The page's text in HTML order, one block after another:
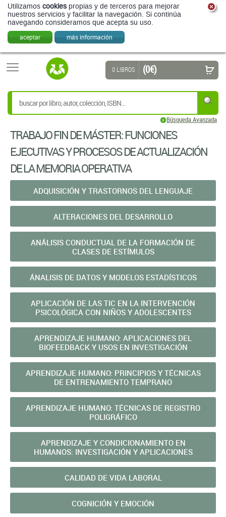
Utilizamos cookies propias y de terceros para mejorar
nuestros servicios y facilitar la navegación. Si continúa
navegando consideramos que acepta su uso.
aceptar más información
Búsqueda Avanzada
0 LIBROS (0 €)
TRABAJO FIN DE MÁSTER: FUNCIONES
EJECUTIVAS Y PROCESOS DE ACTUALIZACIÓN
DE LA MEMORIA OPERATIVA
ADQUISICIÓN Y TRASTORNOS DEL LENGUAJE
ALTERACIONES DEL DESARROLLO
ANÁLISIS CONDUCTUAL DE LA FORMACIÓN DE
CLASES DE ESTÍMULOS
ÁNALISIS DE DATOS Y MODELOS ESTADÍSTICOS
APLICACIÓN DE LAS TIC EN LA INTERVENCIÓN
PSICOLÓGICA CON NIÑOS Y ADOLESCENTES
APRENDIZAJE HUMANO: APLICACIONES DEL
BIOFEEDBACK Y USOS EN INVESTIGACIÓN
APRENDIZAJE HUMANO: PRINCIPIOS Y TÉCNICAS
DE ENTRENAMIENTO TEMPRANO
APRENDIZAJE HUMANO: TÉCNICAS DE REGISTRO
POLIGRÁFICO
APRENDIZAJE Y CONDICIONAMIENTO EN
HUMANOS: INVESTIGACIÓN Y APLICACIONES
CALIDAD DE VIDA LABORAL
COGNICIÓN Y EMOCIÓN